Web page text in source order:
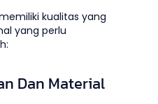
kualitas yang
yang perlu
Dan Material